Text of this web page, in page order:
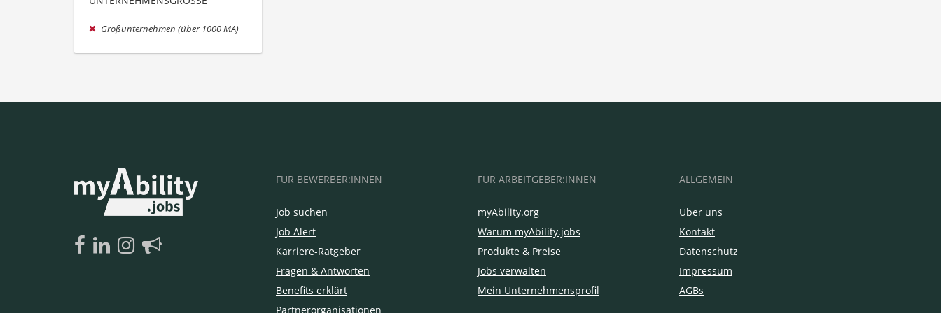
Großunternehmen (über 1000 MA)
FÜR BEWERBER:INNEN
Job suchen
Job Alert
Karriere-Ratgeber
Fragen & Antworten
Benefits erklärt
Partnerorganisationen
FÜR ARBEITGEBER:INNEN
myAbility.org
Warum myAbility.jobs
Produkte & Preise
Jobs verwalten
Mein Unternehmensprofil
ALLGEMEIN
Über uns
Kontakt
Datenschutz
Impressum
AGBs